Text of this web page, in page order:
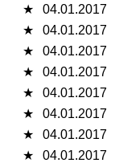
★
04.01.2017
★
04.01.2017
★
04.01.2017
★
04.01.2017
★
04.01.2017
★
04.01.2017
★
04.01.2017
★
04.01.2017